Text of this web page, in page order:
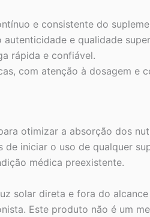
e consistente do
e qualidade
rápida e confiável.
com atenção à dosagem e
otimizar a absorção dos
iniciar o uso de qualquer
médica preexistente.
solar direta e fora do
Este produto não é um